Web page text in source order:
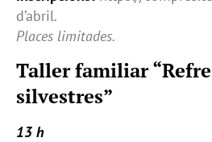
d’abril.
Places limitades.
Taller familiar
silvestres”
13 h